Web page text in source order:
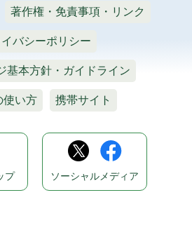
著作権・免責事項・リンク
バシーポリシー
基本方針・ガイドライン
使い方 携帯サイト
プ ソーシャルメディア